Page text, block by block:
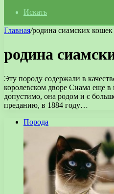
Искать
Главная/родина сиамских кошек
родина
Эту породу содержали в
королевском дворе Сиама еще
допустимо, она родом и с
преданию, в 1884 году…
Порода